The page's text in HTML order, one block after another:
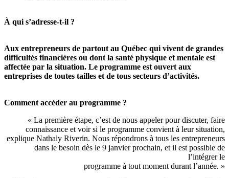
À qui s’adresse-t-il ?
Aux entrepreneurs de partout au Québec qui vivent de grandes
difficultés financières ou dont la santé physique et mentale est
affectée par la situation. Le programme est ouvert aux
entreprises de toutes tailles et de tous secteurs d’activités.
Comment accéder au programme ?
« La première étape, c’est de nous appeler pour discuter, faire
connaissance et voir si le programme convient à leur situation,
explique Nathaly Riverin. Nous répondrons à tous les entrepreneurs
dans le besoin dès le 9 janvier prochain, et il est possible de
l’intégrer le
programme à tout moment durant l’année. »